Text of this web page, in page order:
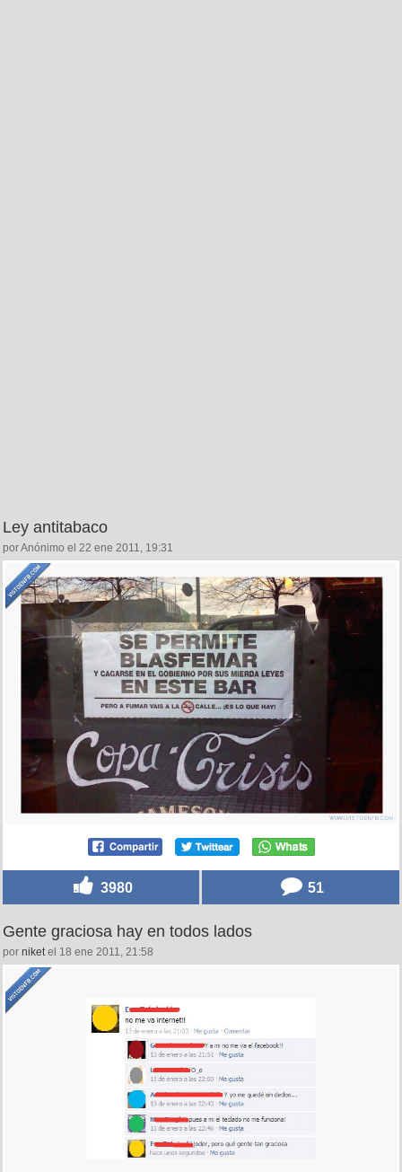
Ley antitabaco
por Anónimo el 22 ene 2011, 19:31
3980 51
Gente graciosa hay en todos lados
por niketel 18 ene 2011, 21:58